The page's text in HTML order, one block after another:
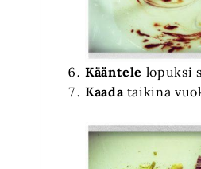
Kääntele lopuksi
Kaada taikina